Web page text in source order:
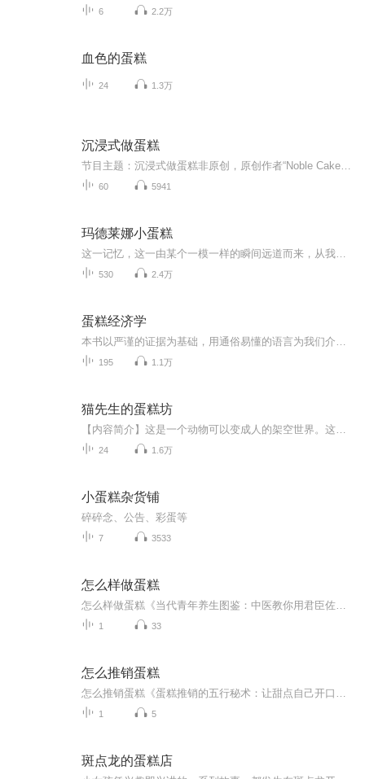
6 2.2万
血色的蛋糕
24 1.3万
沉浸式做蛋糕
60 5941
玛德莱娜小蛋糕
530 2.4万
蛋糕经济学
195 1.1万
猫先生的蛋糕坊
24 1.6万
小蛋糕杂货铺
碎碎念、公告、彩蛋等
7 3533
怎么样做蛋糕
1 33
怎么推销蛋糕
1 5
斑点龙的蛋糕店